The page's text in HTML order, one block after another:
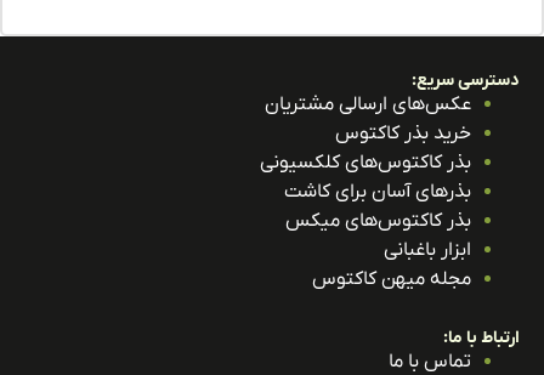
سریع:
عکس‌های ارسالی مشتریان
خرید بذر کاکتوس
بذر کاکتوس‌های کلکسیونی
بذرهای آسان برای کاشت
بذر کاکتوس‌های میکس
ابزار باغبانی
مجله میهن کاکتوس
با ما:
تماس با ما